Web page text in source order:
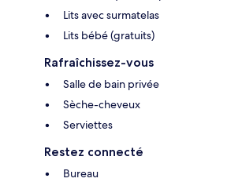
Lits avec surmatelas
Lits bébé (gratuits)
Rafraîchissez-vous
Salle de bain privée
Sèche-cheveux
Serviettes
Restez connecté
Bureau